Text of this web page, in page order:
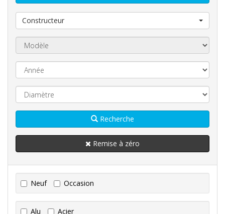
Constructeur
Recherche
Remise à zéro
Neuf Occasion
Alu Acier